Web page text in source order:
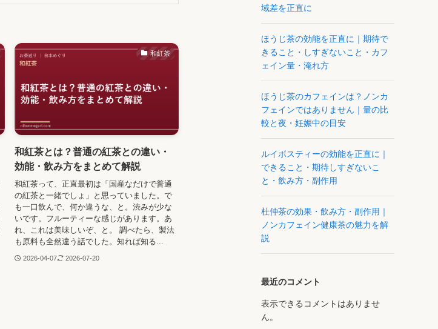
和紅茶
和紅茶とは？普通の紅茶との違い・
効能・飲み方をまとめて解説
和紅茶って、正直最初は「国産なだけで普通
の紅茶と一緒でしょ」と思っていました。で
も一口飲んで、何か違うな、と。渋みが少な
いです。フルーティーな感じがあります。あ
れ、これは美味しいぞ、と。 調べたら、製法
も原料も全然違う話でした。知れば知る...
2026-04-07 2026-07-20
域差を正直に
ほうじ茶の効能を正直に｜期待で
きること・しすぎないこと・カフ
ェイン量・淹れ方
ほうじ茶のカフェインは？ノンカ
フェインではありません｜量の比
較と夜・妊娠中の目安
ルイボスティーの効能を正直に｜
できること・期待しすぎないこ
と・飲み方・副作用
杜仲茶の効果・飲み方・副作用｜
ノンカフェイン健康茶の魅力を解
説
最近のコメント
表示できるコメントはありませ
ん。